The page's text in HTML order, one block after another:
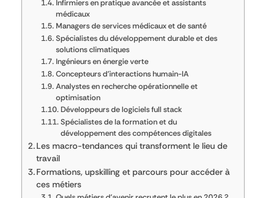
Infirmiers en pratique avancée et assistants
médicaux
Managers de services médicaux et de santé
Spécialistes du développement durable et des
solutions climatiques
Ingénieurs en énergie verte
Concepteurs d’interactions humain-IA
Analystes en recherche opérationnelle et
optimisation
Développeurs de logiciels full stack
Spécialistes de la formation et du
développement des compétences digitales
Les macro-tendances qui transforment le lieu de
travail
Formations, upskilling et parcours pour accéder à
ces métiers